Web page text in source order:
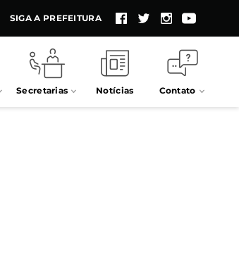
SIGA A PREFEITURA
Secretarias Notícias Contato